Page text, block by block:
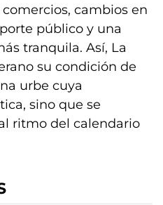
cambios en
público y una
tranquila. Así, La
su condición de
urbe cuya
sino que se
ritmo del calendario